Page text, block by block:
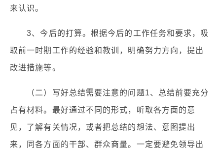
来认识。
3、今后的打算。根据今后的工作任务和要求，吸
取前一时期工作的经验和教训，明确努力方向，提出
改进措施等。
（二）写好总结需要注意的问题1、总结前要充分
占有材料。最好通过不同的形式，听取各方面的意
见，了解有关情况，或者把总结的想法、意图提出
来，同各方面的干部、群众商量。一定要避免领导出